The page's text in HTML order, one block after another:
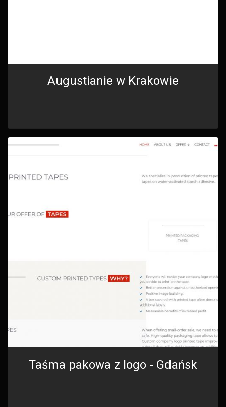
Augustianie w Krakowie
Taśma pakowa z logo - Gdańsk